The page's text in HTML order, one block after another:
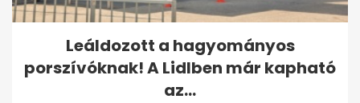
Leáldozott a hagyományos
porszívóknak! A Lidlben már kapható
az...